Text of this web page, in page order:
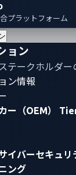
プラットフォーム
ョン
テークホルダー
ン情報
ー（OEM）
イバーセキュリ
ング